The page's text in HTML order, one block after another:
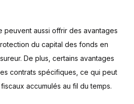
peuvent aussi offrir des avantages
du capital des fonds en
De plus, certains avantages
contrats spécifiques, ce qui peut
accumulés au fil du temps.